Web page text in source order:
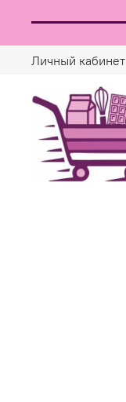
Личный кабинет